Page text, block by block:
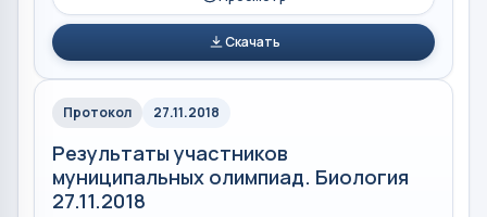
Скачать
Протокол 27.11.2018
Результаты участников
муниципальных олимпиад. Биология
27.11.2018